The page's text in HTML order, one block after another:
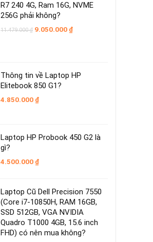
R7 240 4G, Ram 16G, NVME
256G phải không?
11.479.000₫ Giá
9.050.000 ₫Giá
Thông tin về Laptop HP
Elitebook 850 G1?
4.850.000 ₫
Laptop HP Probook 450 G2 là
gì?
4.500.000 ₫
Laptop Cũ Dell Precision 7550
(Core i7-10850H, RAM 16GB,
SSD 512GB, VGA NVIDIA
Quadro T1000 4GB, 15.6 inch
FHD) có nên mua không?